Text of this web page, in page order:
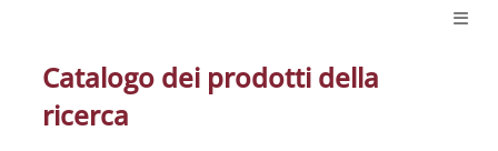
Catalogo dei prodotti della
ricerca